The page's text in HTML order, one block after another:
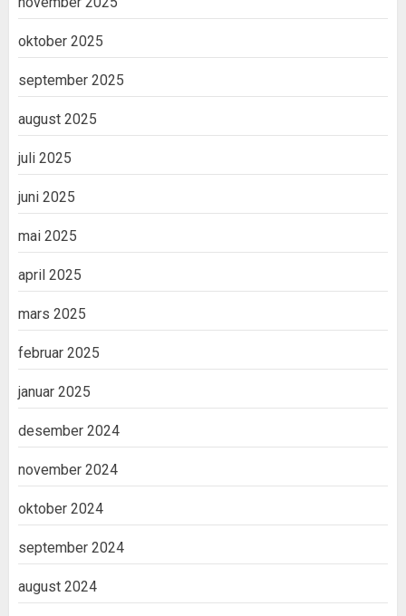
oktober 2025
september 2025
august 2025
juli 2025
juni 2025
mai 2025
april 2025
mars 2025
februar 2025
januar 2025
desember 2024
november 2024
oktober 2024
september 2024
august 2024